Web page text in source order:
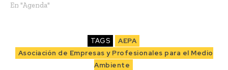
En "Agenda"
TAGS
AEPA
Asociación de Empresas y Profesionales para el Medio
Ambiente